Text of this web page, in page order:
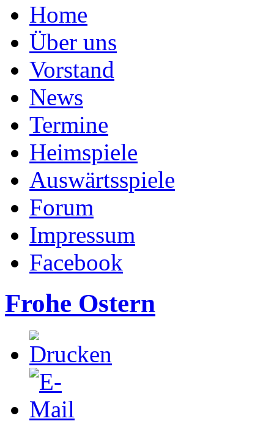
Home
Über uns
Vorstand
News
Termine
Heimspiele
Auswärtsspiele
Forum
Impressum
Facebook
Frohe Ostern